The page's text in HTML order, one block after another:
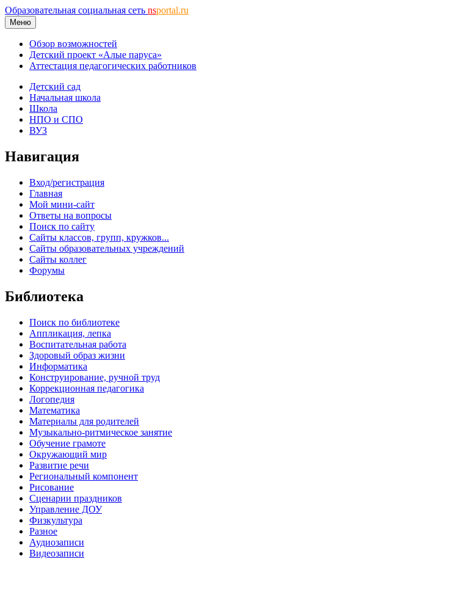
Образовательная социальная сеть nsportal.ru
Меню
Обзор возможностей
Детский проект «Алые паруса»
Аттестация педагогических работников
Детский сад
Начальная школа
Школа
НПО и СПО
ВУЗ
Навигация
Вход/регистрация
Главная
Мой мини-сайт
Ответы на вопросы
Поиск по сайту
Сайты классов, групп, кружков...
Сайты образовательных учреждений
Сайты коллег
Форумы
Библиотека
Поиск по библиотеке
Аппликация, лепка
Воспитательная работа
Здоровый образ жизни
Информатика
Конструирование, ручной труд
Коррекционная педагогика
Логопедия
Математика
Материалы для родителей
Музыкально-ритмическое занятие
Обучение грамоте
Окружающий мир
Развитие речи
Региональный компонент
Рисование
Сценарии праздников
Управление ДОУ
Физкультура
Разное
Аудиозаписи
Видеозаписи